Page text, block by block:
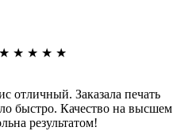
★ ★ ★ ★ ★
отличный. Заказала печать
быстро. Качество на высшем
результатом!